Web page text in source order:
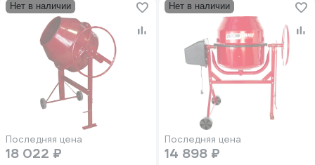
Нет в наличии
Последняя цена
18 022 ₽
Нет в наличии
Последняя цена
14 898 ₽